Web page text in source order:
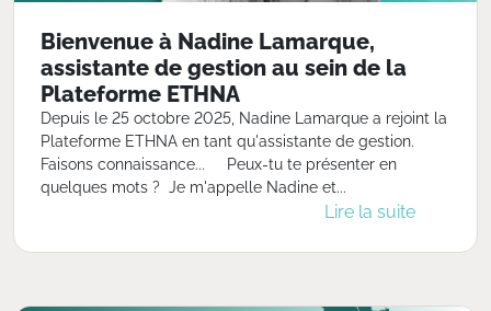
Bienvenue à Nadine Lamarque,
assistante de gestion au sein de la
Plateforme ETHNA
Depuis le 25 octobre 2025, Nadine Lamarque a rejoint la
Plateforme ETHNA en tant qu'assistante de gestion.
Faisons connaissance... Peux-tu te présenter en
quelques mots ? Je m'appelle Nadine et...
Lire la suite